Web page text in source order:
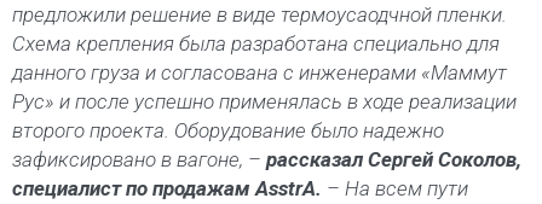
предложили решение в виде термоусаодчной пленки.
Схема крепления была разработана специально для
данного груза и согласована с инженерами «Маммут
Рус» и после успешно применялась в ходе реализации
второго проекта. Оборудование было надежно
зафиксировано в вагоне, – рассказал Сергей Соколов,
специалист по продажам AsstrA. – На всем пути